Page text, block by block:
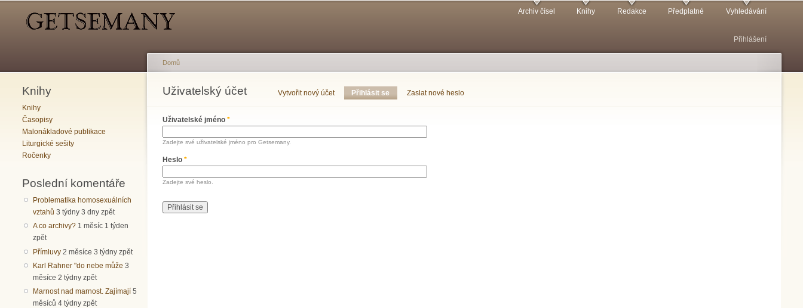
Archiv čísel Knihy Redakce Předplatné Vyhledávání
Přihlášení
Knihy
Knihy
Časopisy
Malonákladové publikace
Liturgické sešity
Ročenky
Poslední komentáře
Problematika homosexuálních
vztahů 3 týdny 3 dny zpět
A co archivy? 1 měsíc 1 týden
zpět
Přímluvy 2 měsíce 3 týdny zpět
Karl Rahner "do nebe může 3
měsíce 2 týdny zpět
Marnost nad marnost. Zajímají 5
měsíců 4 týdny zpět
Jste zde
Domů
Uživatelský účet
Hlavní záložky Vytvořit nový účet Přihlásit se (aktivní záložka)
Zaslat nové heslo
Uživatelské jméno *
Zadejte své uživatelské jméno pro Getsemany.
Heslo *
Zadejte své heslo.